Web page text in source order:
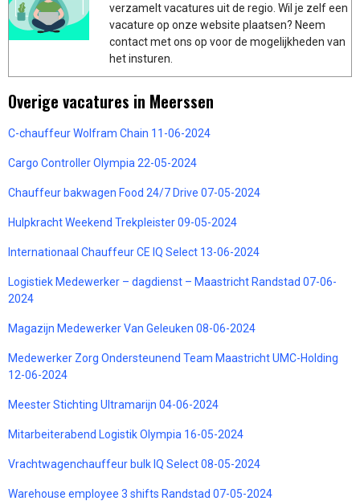
verzamelt vacatures uit de regio. Wil je zelf een
vacature op onze website plaatsen? Neem
contact met ons op voor de mogelijkheden van
het insturen.
Overige vacatures in Meerssen
C-chauffeur Wolfram Chain 11-06-2024
Cargo Controller Olympia 22-05-2024
Chauffeur bakwagen Food 24/7 Drive 07-05-2024
Hulpkracht Weekend Trekpleister 09-05-2024
Internationaal Chauffeur CE IQ Select 13-06-2024
Logistiek Medewerker – dagdienst – Maastricht Randstad 07-06-
2024
Magazijn Medewerker Van Geleuken 08-06-2024
Medewerker Zorg Ondersteunend Team Maastricht UMC-Holding
12-06-2024
Meester Stichting Ultramarijn 04-06-2024
Mitarbeiterabend Logistik Olympia 16-05-2024
Vrachtwagenchauffeur bulk IQ Select 08-05-2024
Warehouse employee 3 shifts Randstad 07-05-2024